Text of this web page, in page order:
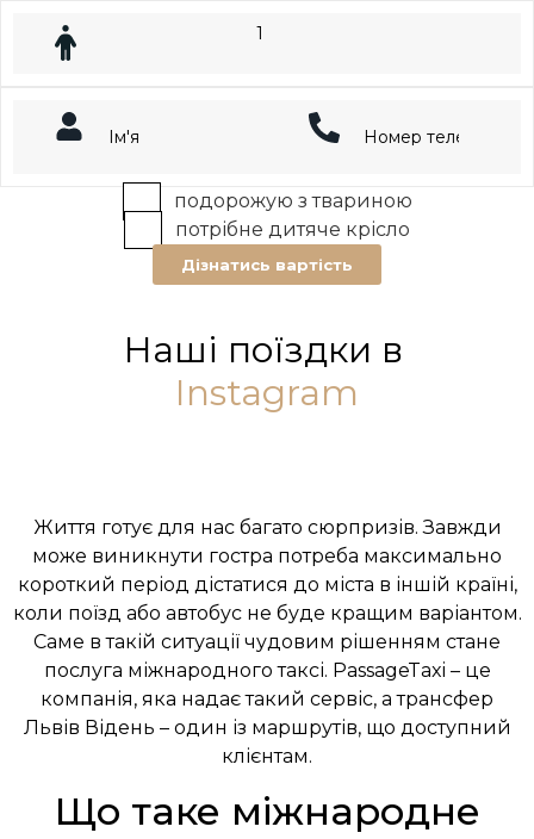
подорожую з твариною
потрібне дитяче крісло
Дізнатись вартість
Наші поїздки в
Instagram
Життя готує для нас багато сюрпризів. Завжди
може виникнути гостра потреба максимально
короткий період дістатися до міста в іншій країні,
коли поїзд або автобус не буде кращим варіантом.
Саме в такій ситуації чудовим рішенням стане
послуга міжнародного таксі. PassageTaxi – це
компанія, яка надає такий сервіс, а трансфер
Львів Відень – один із маршрутів, що доступний
клієнтам.
Що таке міжнародне